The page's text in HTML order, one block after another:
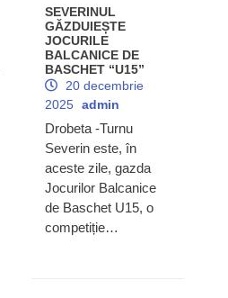
SEVERINUL
GĂZDUIEȘTE
JOCURILE
BALCANICE DE
BASCHET “U15”
20 decembrie
2025 admin
Drobeta -Turnu
Severin este, în
aceste zile, gazda
Jocurilor Balcanice
de Baschet U15, o
competiție…